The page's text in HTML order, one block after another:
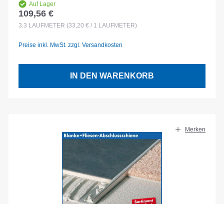
Auf Lager
Regulärer Preis:
109,56 €
3.3 LAUFMETER (33,20 € / 1 LAUFMETER)
Preise inkl. MwSt. zzgl. Versandkosten
IN DEN WARENKORB
Merken